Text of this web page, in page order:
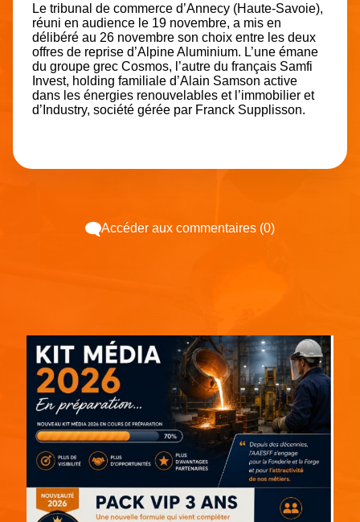
Le tribunal de commerce d’Annecy (Haute-Savoie),
réuni en audience le 19 novembre, a mis en
délibéré au 26 novembre son choix entre les deux
offres de reprise d’Alpine Aluminium. L’une émane
du groupe grec Cosmos, l’autre du français Samfi
Invest, holding familiale d’Alain Samson active
dans les énergies renouvelables et l’immobilier et
d’Industry, société gérée par Franck Supplisson.
Accéder aux commentaires (0)